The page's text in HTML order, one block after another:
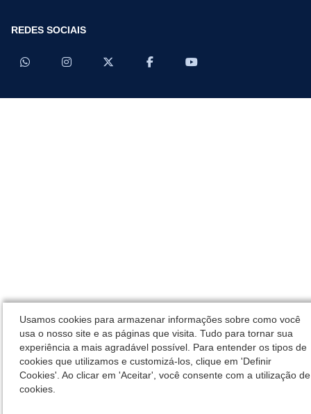
REDES SOCIAIS
Usamos cookies para armazenar informações sobre como você
usa o nosso site e as páginas que visita. Tudo para tornar sua
experiência a mais agradável possível. Para entender os tipos de
cookies que utilizamos e customizá-los, clique em 'Definir
Cookies'. Ao clicar em 'Aceitar', você consente com a utilização de
cookies.